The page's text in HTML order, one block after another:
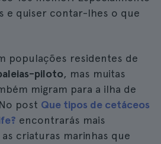
e quiser contar-lhes o que
populações residentes de
piloto, mas muitas
migram para a ilha de
post Que tipos de cetáceos
encontrarás mais
criaturas marinhas que